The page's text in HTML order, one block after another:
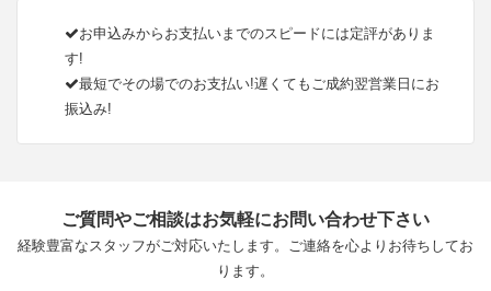
お申込みからお支払いまでのスピードには定評がありま
す!
最短でその場でのお支払い!遅くてもご成約翌営業日にお
振込み!
ご質問やご相談はお気軽にお問い合わせ下さい
経験豊富なスタッフがご対応いたします。ご連絡を心よりお待ちしてお
ります。